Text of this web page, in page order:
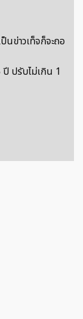
นข่าวเท็จก็จะถอ
ปรับไม่เกิน 1